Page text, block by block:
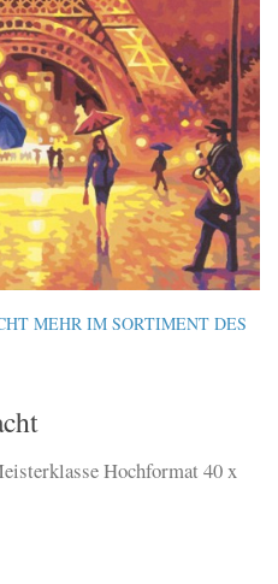
MEHR IM SORTIMENT DES
Hochformat 40 x